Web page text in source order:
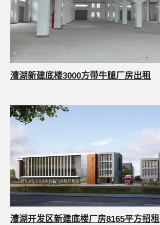
漕湖新建底楼3000方带牛腿厂房出租
漕湖开发区新建底楼厂房8165平方招租